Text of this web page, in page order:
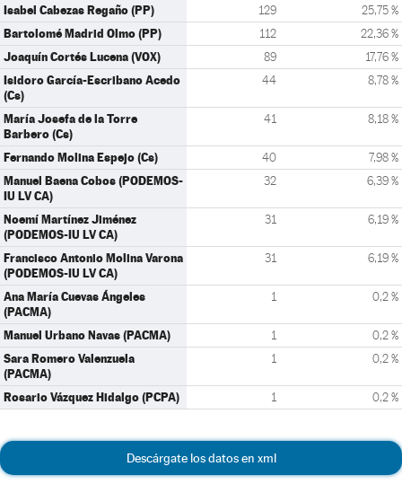
Isabel Cabezas Regaño (PP) 129 25,75 %
Bartolomé Madrid Olmo (PP) 112 22,36 %
Joaquín Cortés Lucena (VOX) 89 17,76 %
Isidoro García-Escribano Acedo
(Cs)
44 8,78 %
María Josefa de la Torre
Barbero (Cs)
41 8,18 %
Fernando Molina Espejo (Cs) 40 7,98 %
Manuel Baena Cobos (PODEMOS-
IU LV CA)
32 6,39 %
Noemí Martínez Jiménez
(PODEMOS-IU LV CA)
31 6,19 %
Francisco Antonio Molina Varona
(PODEMOS-IU LV CA)
31 6,19 %
Ana María Cuevas Ángeles
(PACMA)
1 0,2 %
Manuel Urbano Navas (PACMA) 1 0,2 %
Sara Romero Valenzuela
(PACMA)
1 0,2 %
Rosario Vázquez Hidalgo (PCPA) 1 0,2 %
Descárgate los datos en xml